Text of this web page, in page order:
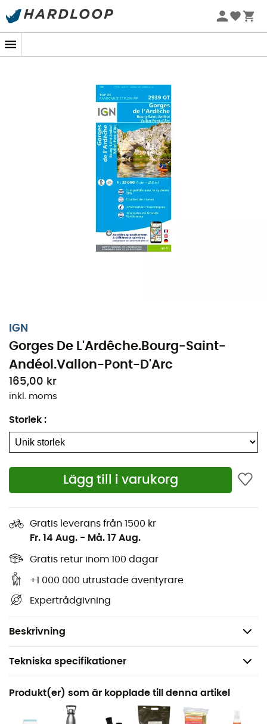
Sommarerbjudanden 🔥 -5 % EXTRA vid köp av 2 produkter*
IGN
Gorges De L'Ardêche.Bourg-Saint-
Andéol.Vallon-Pont-D'Arc
165,00 kr
inkl. moms
Storlek :
Lägg till i varukorg
Gratis leverans från 1500 kr
Fr. 14 Aug. - Må. 17 Aug.
Gratis retur inom 100 dagar
+1 000 000 utrustade äventyrare
Expertrådgivning
Beskrivning
Oavsett om det handlar om några kilometer eller en
Gorges De L'Ardêche.Bourg-Saint-Andéol.Vallon-Pont-
D'Arc att vara en ovärderlig följeslagare för att
nödvändiga detaljer för att navigera på stigarna och
vägarna i Gorges De L'Ardêche.Bourg-Saint-
Andéol.Vallon-Pont-D'Arc och upptäcka dess många
skatter: höjder, vattendrag, övernattningsställen och
andra anmärkningsvärda platser... Utöver din
orienteringsförmåga anser vi därför att denna
vandringskarta från IGN är oumbärlig i din ryggsäck och
i dina händer!
Tekniska specifikationer
Rekommenderad för
Vandring / Vandring / Resa
Produkt(er) som är kopplade till denna artikel